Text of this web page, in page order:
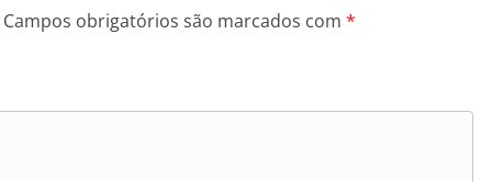
Campos obrigatórios são marcados com *